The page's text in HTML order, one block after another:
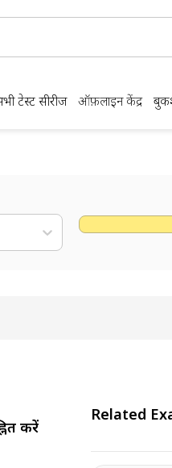
टेस्ट सीरीज ऑफ़लाइन केंद्र
करें
Related